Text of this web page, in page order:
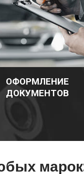
ОФОРМЛЕНИЕ
ДОКУМЕНТОВ